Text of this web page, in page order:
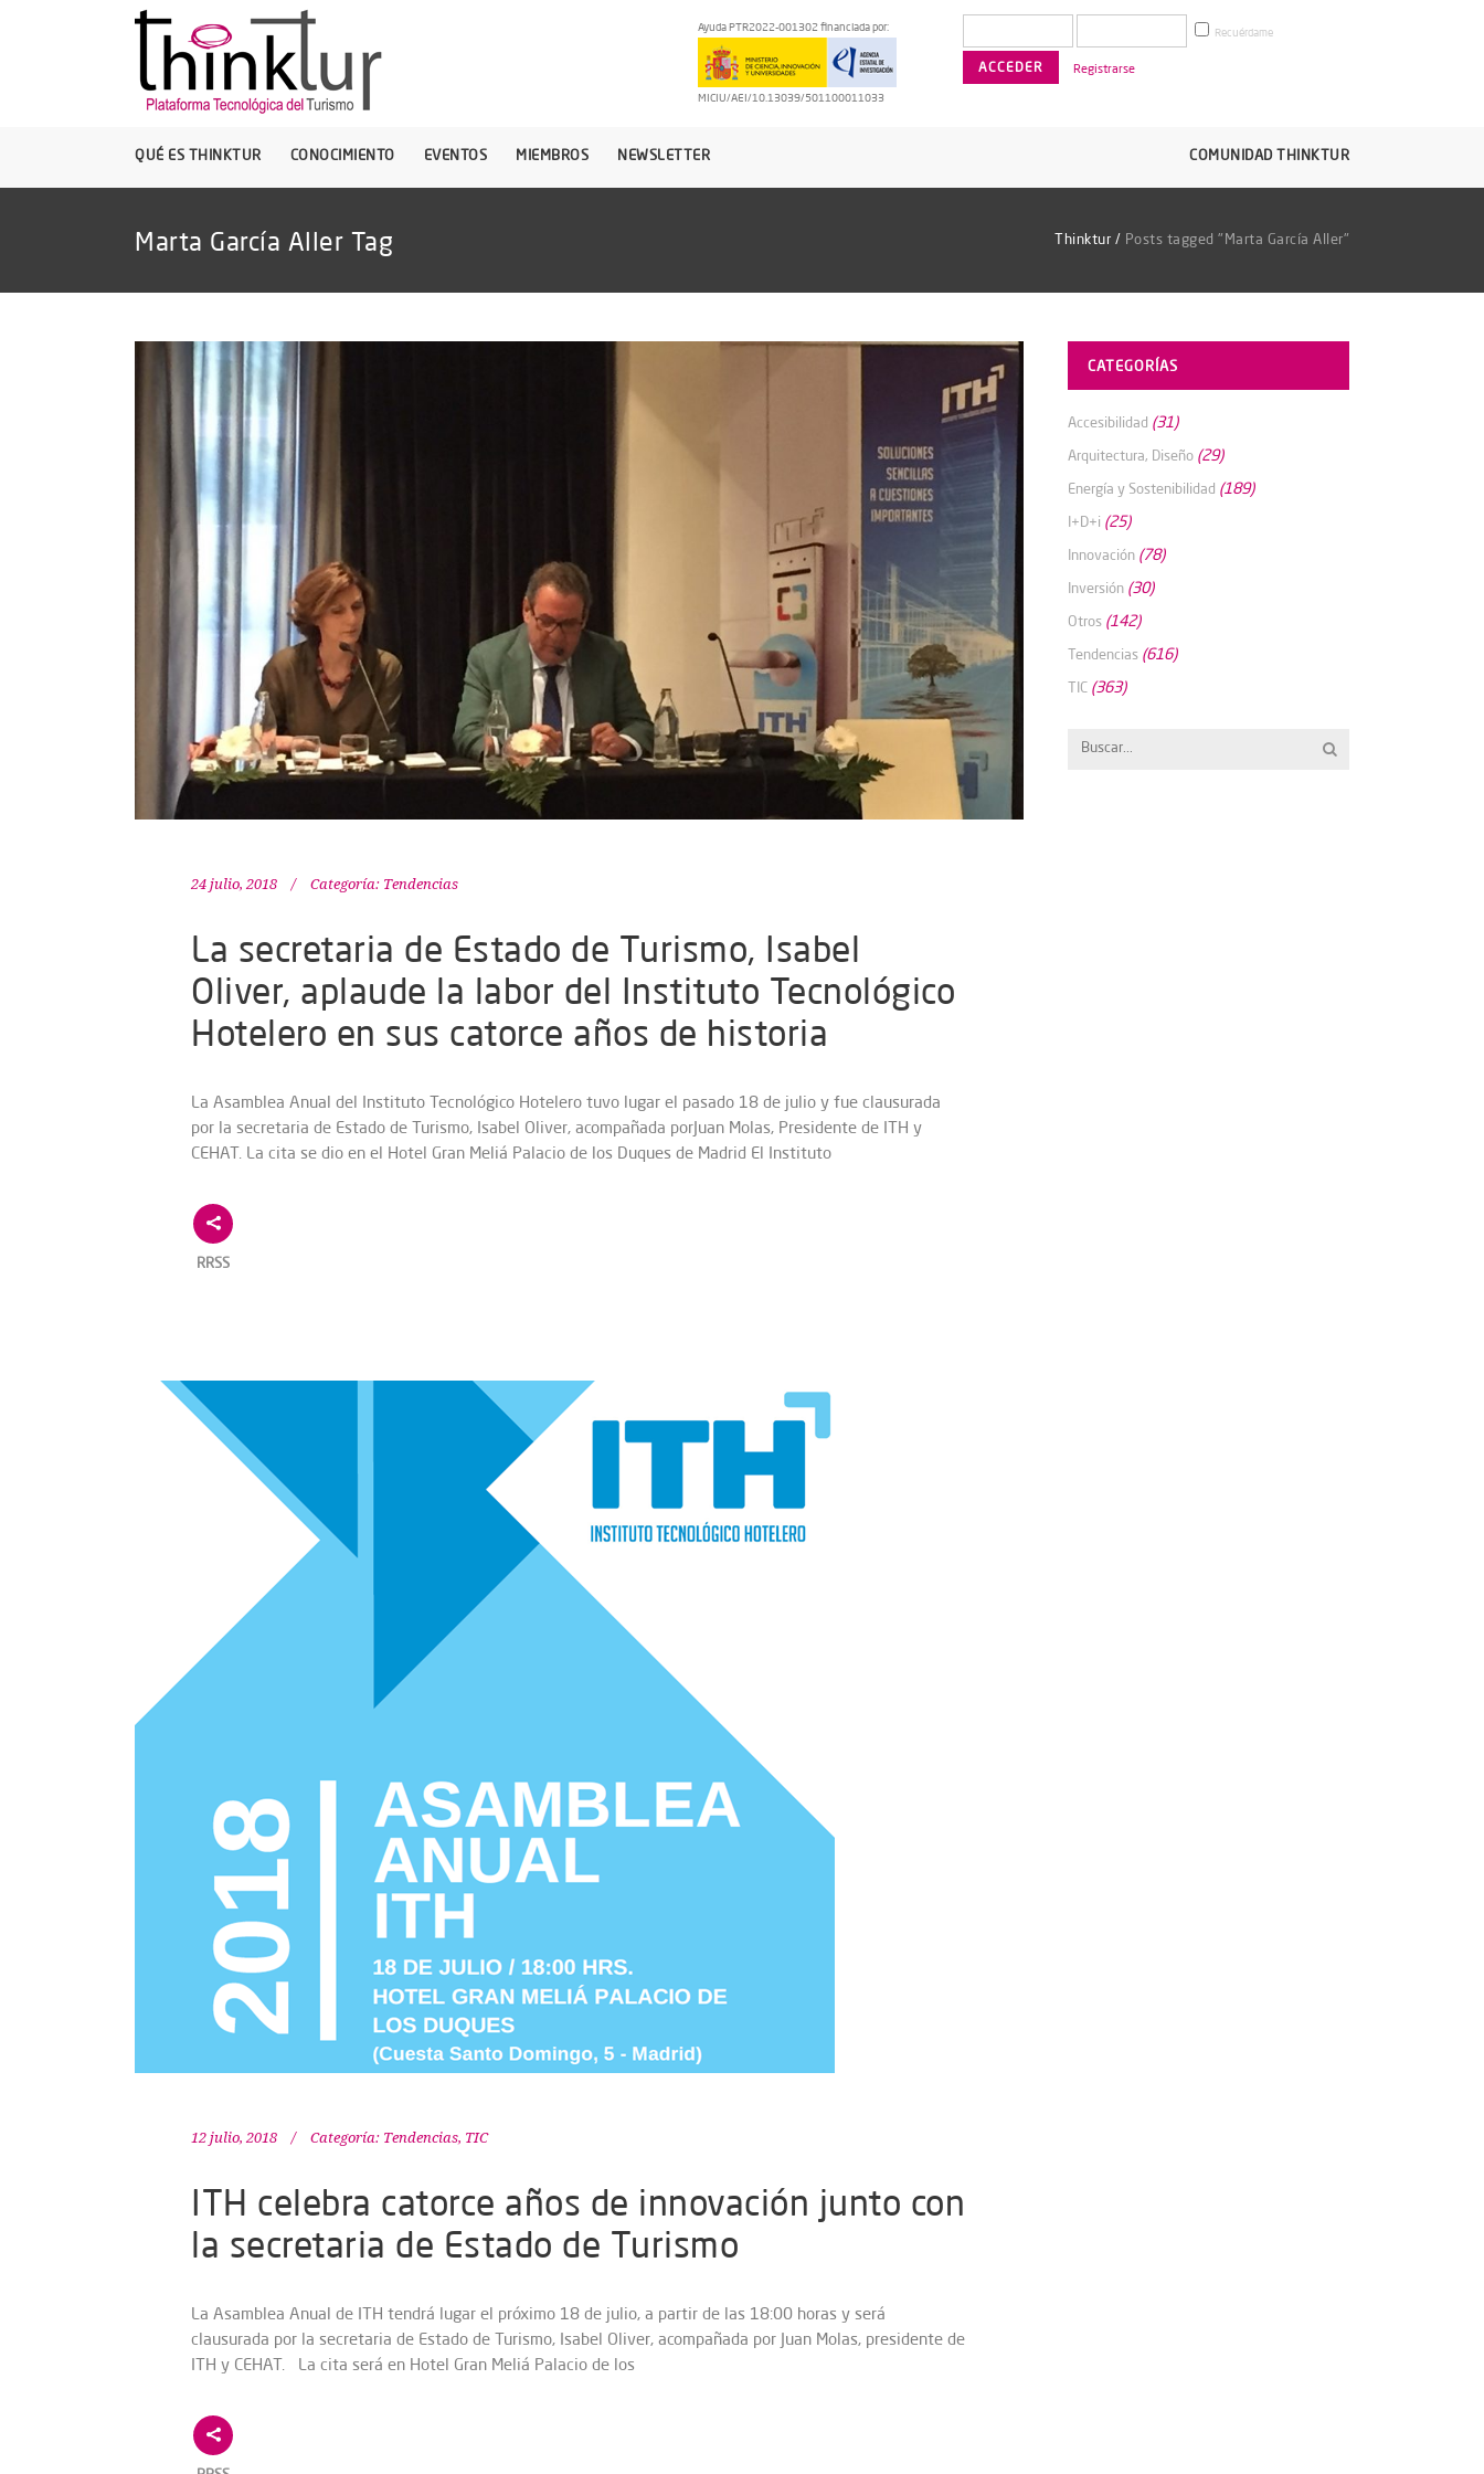
Ayuda PTR2022-001302 financiada por:
MICIU/AEI/10.13039/501100011033
Recuérdame
Registrarse
QUÉ ES THINKTUR CONOCIMIENTO EVENTOS MIEMBROS NEWSLETTER COMUNIDAD THINKTUR
Marta García Aller Tag Thinktur / Posts tagged "Marta García Aller"
24 julio, 2018 Categoría: Tendencias
La secretaria de Estado de Turismo, Isabel
Oliver, aplaude la labor del Instituto Tecnológico
Hotelero en sus catorce años de historia
La Asamblea Anual del Instituto Tecnológico Hotelero tuvo lugar el pasado 18 de julio y fue clausurada
por la secretaria de Estado de Turismo, Isabel Oliver, acompañada porJuan Molas, Presidente de ITH y
CEHAT. La cita se dio en el Hotel Gran Meliá Palacio de los Duques de Madrid El Instituto
RRSS
12 julio, 2018 Categoría: Tendencias, TIC
ITH celebra catorce años de innovación junto con
la secretaria de Estado de Turismo
La Asamblea Anual de ITH tendrá lugar el próximo 18 de julio, a partir de las 18:00 horas y será
clausurada por la secretaria de Estado de Turismo, Isabel Oliver, acompañada por Juan Molas, presidente de
ITH y CEHAT. La cita será en Hotel Gran Meliá Palacio de los
CATEGORÍAS
Accesibilidad (31)
Arquitectura, Diseño (29)
Energía y Sostenibilidad (189)
I+D+i (25)
Innovación (78)
Inversión (30)
Otros (142)
Tendencias (616)
TIC (363)